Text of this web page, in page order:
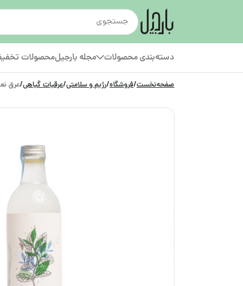
دسته‌بندی محصولات مجله بارجیلمحصولات
صفحه‌نخست/فروشگاه/رژیم و سلامتی/عرقیات گیاهی/عرق